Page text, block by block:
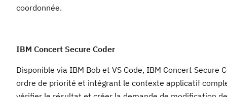
coordonnée.
IBM Concert Secure Coder
Disponible via IBM Bob et VS Code, IBM Concert
ordre de priorité et intégrant le contexte applicatif